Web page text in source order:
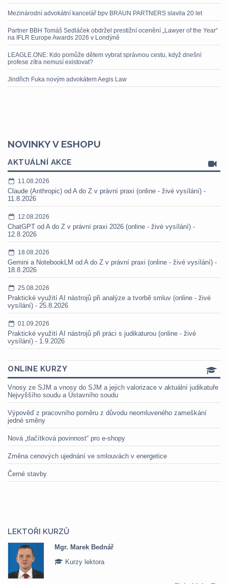
Mezinárodní advokátní kancelář bpv BRAUN PARTNERS slavila 20 let
Partner BBH Tomáš Sedláček obdržel prestižní ocenění „Lawyer of the Year“
na IFLR Europe Awards 2026 v Londýně
LEAGLE.ONE: Kdo pomůže dětem vybrat správnou cestu, když dnešní
profese zítra nemusí existovat?
Jindřich Fuka novým advokátem Aegis Law
NOVINKY V ESHOPU
AKTUÁLNÍ AKCE
11.08.2026
Claude (Anthropic) od A do Z v právní praxi (online - živé vysílání) -
11.8.2026
12.08.2026
ChatGPT od A do Z v právní praxi 2026 (online - živé vysílání) -
12.8.2026
18.08.2026
Gemini a NotebookLM od A do Z v právní praxi (online - živé vysílání) -
18.8.2026
25.08.2026
Praktické využití AI nástrojů při analýze a tvorbě smluv (online - živé
vysílání) - 25.8.2026
01.09.2026
Praktické využití AI nástrojů při práci s judikaturou (online - živé
vysílání) - 1.9.2026
ONLINE KURZY
Vnosy ze SJM a vnosy do SJM a jejich valorizace v aktuální judikatuře
Nejvyššího soudu a Ústavního soudu
Výpověď z pracovního poměru z důvodu neomluveného zameškání
jedné směny
Nová „tlačítková povinnost“ pro e-shopy
Změna cenových ujednání ve smlouvách v energetice
Černé stavby
LEKTOŘI KURZŮ
Mgr. Marek Bednář
Kurzy lektora